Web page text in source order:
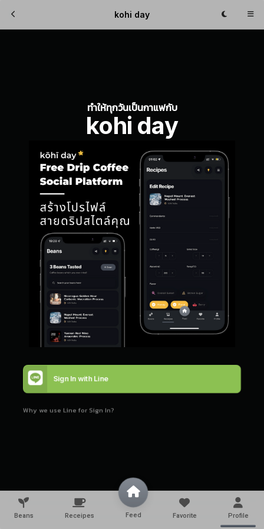
kohi day
Profile
Beans Receipes Feed Favorite Profile
ทำให้ทุกวันเป็นกาแฟกับ
kohi day
Sign In with Line
Why we use Line for Sign In?I Understand!